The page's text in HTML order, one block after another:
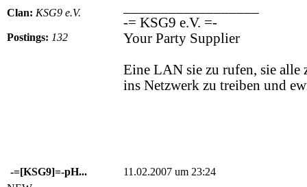
Clan: KSG9 e.V.
Postings: 132
-= KSG9 e.V. =-
Your Party Supplier
Eine LAN sie zu rufen, sie alle
ins Netzwerk zu treiben und
-=[KSG9]=-pH...
11.02.2007 um 23:24